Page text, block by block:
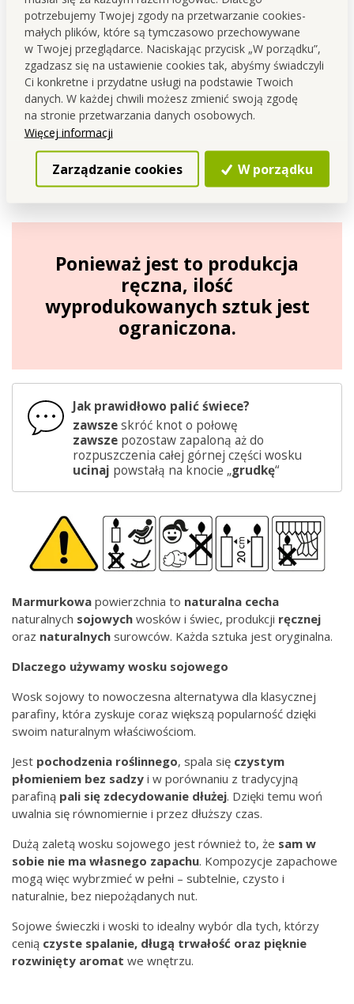
potrzebujemy Twojej zgody na przetwarzanie cookies-
małych plików, które są tymczasowo przechowywane
w Twojej przeglądarce. Naciskając przycisk „W porządku”,
zgadzasz się na ustawienie cookies tak, abyśmy świadczyli
Ci konkretne i przydatne usługi na podstawie Twoich
danych. W każdej chwili możesz zmienić swoją zgodę
na stronie przetwarzania danych osobowych.
Więcej informacji
Zarządzanie cookies W porządku
SOJOWA EKO ZAPACHOWA ŚWIECAPARFUMIA®, 55 ml
eko sojowywosk
ekobawełniany knot
eko opakowanie z nadającego się do recyklingu szkła
Czas palenia powyżej 12 godzin
Wymiary: świeca- średnica 5 cm, wysokość 5 cm,
opakowanie (kartonowe pudełko)- 5,5 x 5,5 x 5,5 cm.
Ponieważ jest to produkcja
ręczna, ilość
wyprodukowanych sztuk jest
ograniczona.
Jak prawidłowo palić świece?
zawszeskróć knot o połowę
zawszepozostaw zapaloną aż do
rozpuszczenia całej górnej części wosku
ucinaj powstałą na knocie „grudkę“
Marmurkowa powierzchnia to naturalna cecha
naturalnych sojowych wosków i świec, produkcji ręcznej
oraz naturalnych surowców. Każda sztuka jest oryginalna.
Dlaczego używamy wosku sojowego
Wosk sojowy to nowoczesna alternatywa dla klasycznej
parafiny, która zyskuje coraz większą popularność dzięki
swoim naturalnym właściwościom.
Jest pochodzenia roślinnego, spala się czystym
płomieniem bez sadzy i w porównaniu z tradycyjną
parafiną pali się zdecydowanie dłużej. Dzięki temu woń
uwalnia się równomiernie i przez dłuższy czas.
Dużą zaletą wosku sojowego jest również to, że sam w
sobie nie ma własnego zapachu. Kompozycje zapachowe
mogą więc wybrzmieć w pełni – subtelnie, czysto i
naturalnie, bez niepożądanych nut.
Sojowe świeczki i woski to idealny wybór dla tych, którzy
cenią czyste spalanie, długą trwałość oraz pięknie
rozwinięty aromat we wnętrzu.